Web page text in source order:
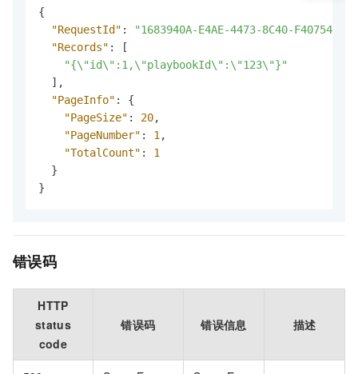
{
"RequestId" :
"1683940A-E4AE-4473-8C40-
"Records" :
[
"{\"id\":1,\"playbookId\":\"123\"}"
] ,
"PageInfo" :
{
"PageSize" : 20,
"PageNumber" : 1 ,
"TotalCount" :
1
}
}
错误码
HTTP
status
code
错误码 错误信息 描述